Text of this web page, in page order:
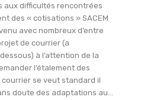
aux difficultés rencontrées
des « cotisations » SACEM
avec nombreux d’entre
de courrier (a
à l’attention de la
l’étalement des
courrier se veut standard il
doute des adaptations au…